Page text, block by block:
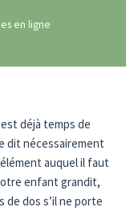
en ligne
déjà temps de
dit nécessairement
auquel il faut
enfant grandit,
de dos s’il ne porte